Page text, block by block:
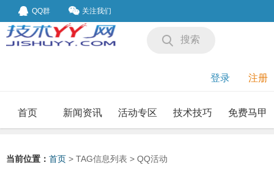
QQ群 关注我们
搜索
登录 注册
首页 新闻资讯 活动专区 技术技巧 免费马甲
当前位置： 首页 > TAG信息列表 > QQ活动